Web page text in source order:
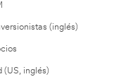
(inglés)
(US, inglés)